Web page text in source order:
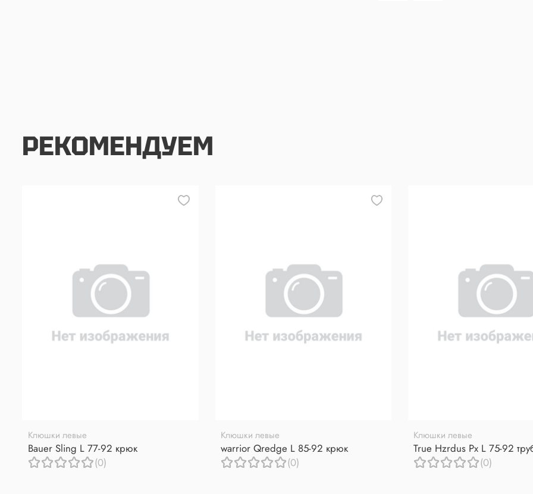
РЕКОМЕНДУЕМ
Клюшки левые
Bauer Sling L 77-92 крюк
(0)
Клюшки левые
warrior Qredge L 85-92 крюк
(0)
Клюшки левые
True Hzrdus Px L 75-92
(0)